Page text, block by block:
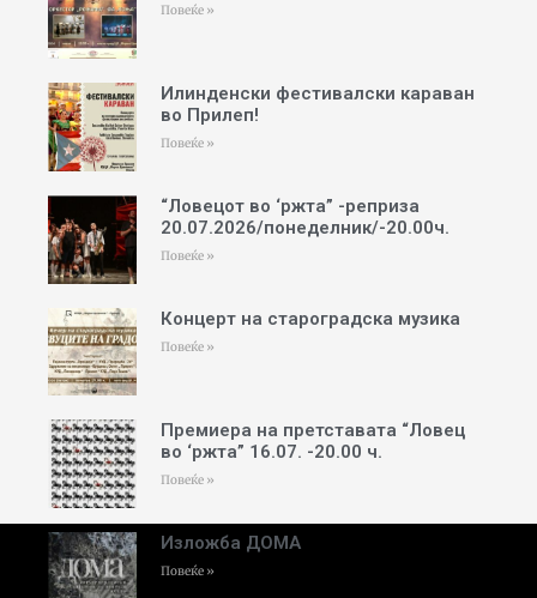
Повеќе »
Илинденски фестивалски караван
во Прилеп!
Повеќе »
“Ловецот во ‘ржта” -реприза
20.07.2026/понеделник/-20.00ч.
Повеќе »
Концерт на староградска музика
Повеќе »
Премиера на претставата “Ловец
во ‘ржта” 16.07. -20.00 ч.
Повеќе »
Изложба ДОМА
Повеќе »